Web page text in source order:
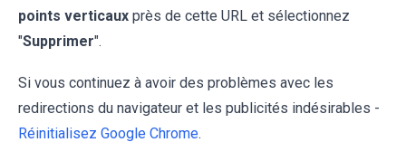
points verticaux près de cette URL et sélectionnez
"Supprimer".
Si vous continuez à avoir des problèmes avec les
redirections du navigateur et les publicités indésirables -
Réinitialisez Google Chrome.